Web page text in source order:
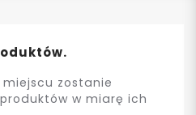
zostanie
w miarę ich